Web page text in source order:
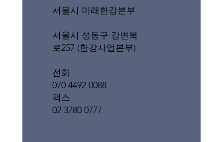
서울시 미래한강본부
서울시 성동구 강변북
로257 (한강사업본부)
전화
070 4492 0088
팩스
02 3780 0777